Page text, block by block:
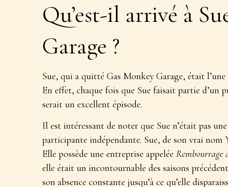
Qu’est-il arrivé à
Garage ?
Sue, qui a quitté Gas Monkey Garage, était
En effet, chaque fois que Sue faisait partie d’un
serait un excellent épisode.
Il est intéressant de noter que Sue n’était pas
participante indépendante. Sue, de son vrai
Elle possède une entreprise appelée Rembourrage
elle était un incontournable des saisons
son absence constante jusqu’à ce qu’elle